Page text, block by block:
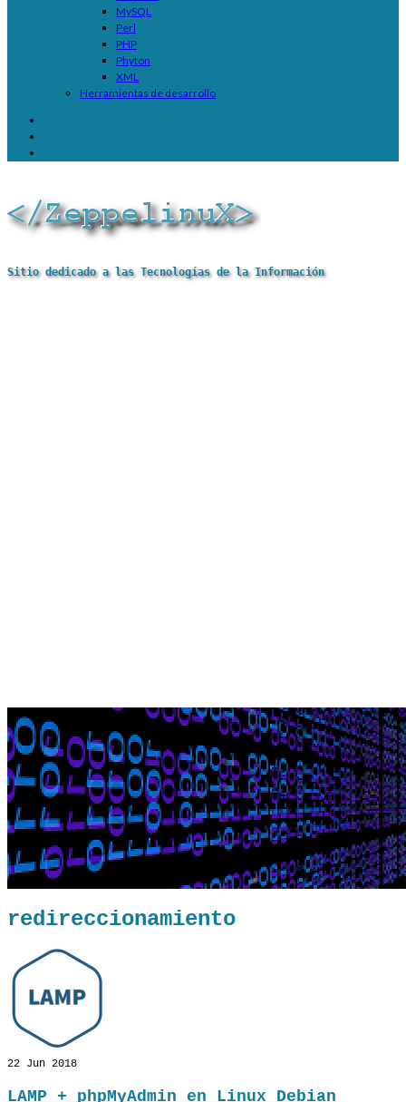
MySQL
Perl
PHP
Phyton
XML
Herramientas de desarrollo
Sitio dedicado a las Tecnologías de la Información
redireccionamiento
22 Jun 2018
LAMP + phpMyAdmin en Linux Debian